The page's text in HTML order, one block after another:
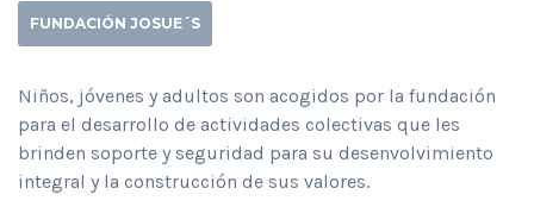
FUNDACIÓN JOSUE´S
Niños, jóvenes y adultos son acogidos por la fundación
para el desarrollo de actividades colectivas que les
brinden soporte y seguridad para su desenvolvimiento
integral y la construcción de sus valores.